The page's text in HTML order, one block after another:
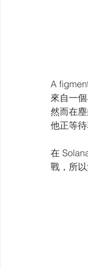
A
來自一
然而在
他正等待
在
戰，所